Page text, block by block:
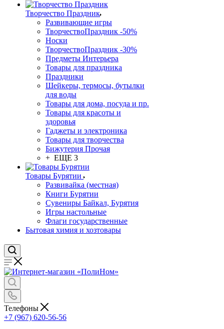
Творчество Праздник
Развивающие игры
ТворчествоПраздник -50%
Носки
ТворчествоПраздник -30%
Предметы Интерьера
Товары для праздника
Праздники
Шейкеры, термосы, бутылки
для воды
Товары для дома, посуда и пр.
Товары для красоты и
здоровья
Гаджеты и электроника
Товары для творчества
Бижутерия Прочая
+ ЕЩЕ 3
Товары Бурятии
Развивайка (местная)
Книги Бурятии
Сувениры Байкал, Бурятия
Игры настольные
Флаги государственные
Бытовая химия и хозтовары
Телефоны
+7 (967) 620-56-56